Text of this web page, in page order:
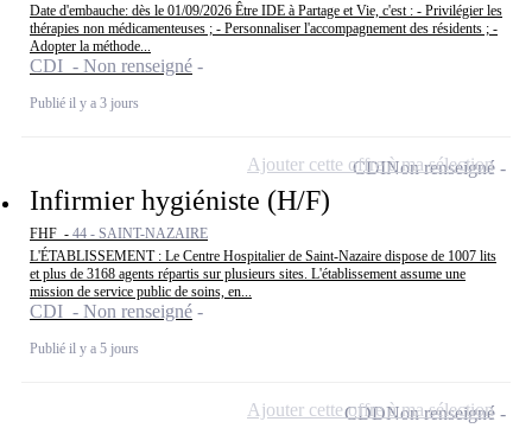
Date d'embauche: dès le 01/09/2026 Être IDE à Partage et Vie, c'est : - Privilégier les
thérapies non médicamenteuses ; - Personnaliser l'accompagnement des résidents ; -
Adopter la méthode...
CDI - Non renseigné
Publié il y a 3 jours
Infirmier hygiéniste (H/F)
FHF - 44 - SAINT-NAZAIRE
L'ÉTABLISSEMENT : Le Centre Hospitalier de Saint-Nazaire dispose de 1007 lits
et plus de 3168 agents répartis sur plusieurs sites. L'établissement assume une
mission de service public de soins, en...
CDI - Non renseigné
Publié il y a 5 jours
CDINon renseigné
Ajouter cette offre à ma sélection
CDDNon renseigné
Ajouter cette offre à ma sélection